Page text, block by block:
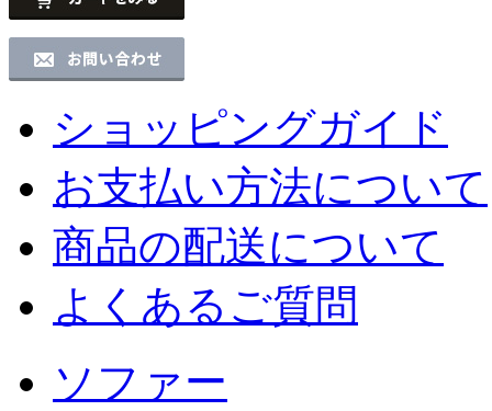
ショッピングガイド
お支払い方法について
商品の配送について
よくあるご質問
ソファー